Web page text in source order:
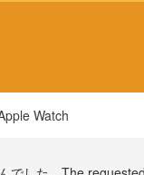
Watch